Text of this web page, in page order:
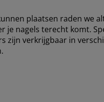
plaatsen raden we
nagels terecht komt.
zijn verkrijgbaar in